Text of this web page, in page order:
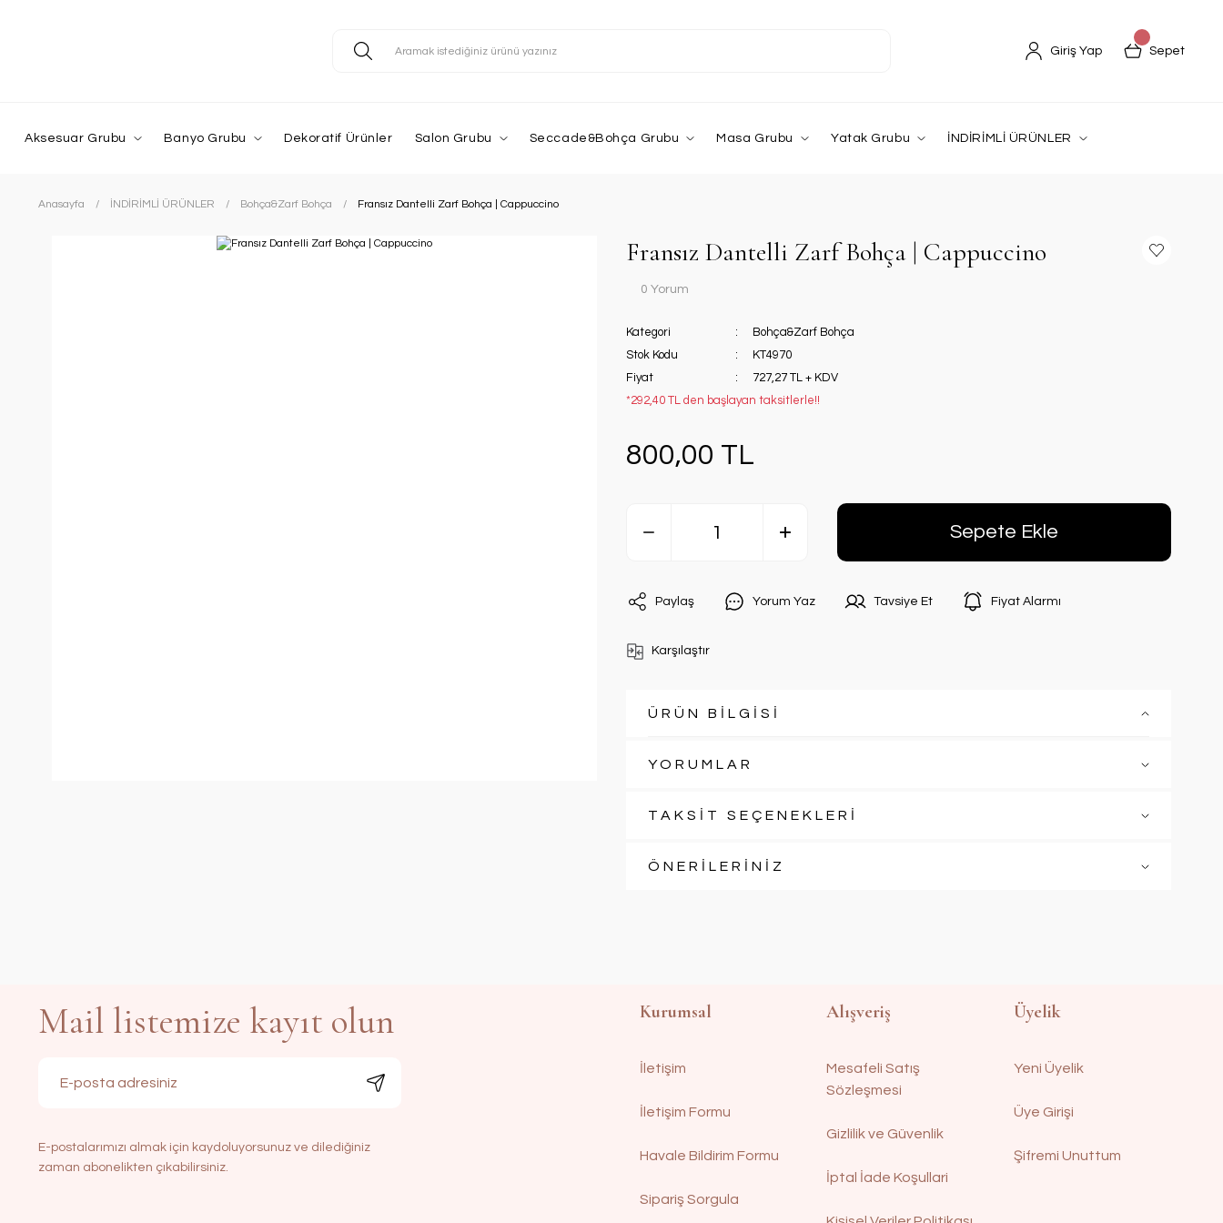
Giriş Yap Sepet
Aksesuar Grubu Banyo Grubu Dekoratif Ürünler Salon Grubu Seccade&Bohça Grubu Masa Grubu Yatak Grubu İNDİRİMLİ ÜRÜNLER
Anasayfa İNDİRİMLİ ÜRÜNLER Bohça&Zarf Bohça Fransız Dantelli Zarf Bohça | Cappuccino
Fransız Dantelli Zarf Bohça | Cappuccino
0 Yorum
Kategori
Bohça&Zarf Bohça
Stok Kodu
KT4970
Fiyat
727,27 TL + KDV
*292,40 TL den başlayan taksitlerle!!
800,00 TL
Sepete Ekle
Paylaş Yorum Yaz Tavsiye Et Fiyat Alarmı
Karşılaştır
ÜRÜN BİLGİSİ
YORUMLAR
TAKSİT SEÇENEKLERİ
ÖNERİLERİNİZ
Mail listemize kayıt olun
E-postalarımızı almak için kaydoluyorsunuz ve dilediğiniz
zaman abonelikten çıkabilirsiniz.
Kurumsal
İletişim
İletişim Formu
Havale Bildirim Formu
Sipariş Sorgula
Alışveriş
Mesafeli Satış
Sözleşmesi
Gizlilik ve Güvenlik
İptal İade Koşullari
Üyelik
Yeni Üyelik
Üye Girişi
Şifremi Unuttum